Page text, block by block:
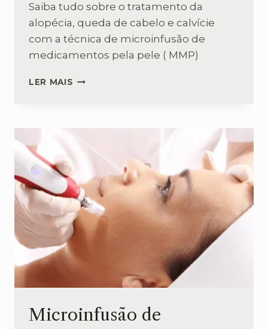
Saiba tudo sobre o tratamento da
alopécia, queda de cabelo e calvície
com a técnica de microinfusão de
medicamentos pela pele ( MMP)
LER MAIS TRATAMENTO
DE
Microinfusão de